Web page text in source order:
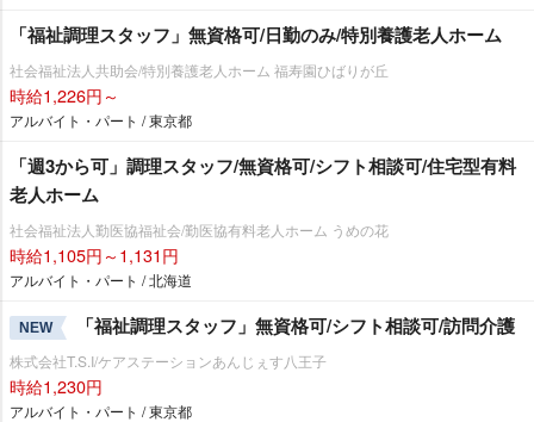
「福祉調理スタッフ」無資格可/日勤のみ/特別養護老人ホーム
社会福祉法人共助会/特別養護老人ホーム 福寿園ひばりが丘
時給1,226円～
アルバイト・パート / 東京都
「週3から可」調理スタッフ/無資格可/シフト相談可/住宅型有料
老人ホーム
社会福祉法人勤医協福祉会/勤医協有料老人ホーム うめの花
時給1,105円～1,131円
アルバイト・パート / 北海道
NEW 「福祉調理スタッフ」無資格可/シフト相談可/訪問介護
株式会社T.S.I/ケアステーションあんじぇす八王子
時給1,230円
アルバイト・パート / 東京都